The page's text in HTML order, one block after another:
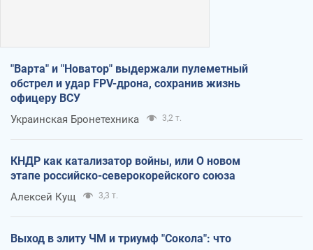
"Варта" и "Новатор" выдержали пулеметный
обстрел и удар FPV-дрона, сохранив жизнь
офицеру ВСУ
Украинская Бронетехника 3,2 т.
КНДР как катализатор войны, или О новом
этапе российско-северокорейского союза
Алексей Кущ 3,3 т.
Выход в элиту ЧМ и триумф "Сокола": что